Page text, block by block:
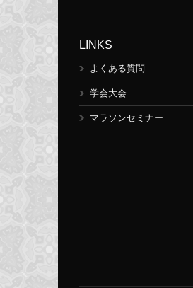
LINKS
よくある質問
学会大会
マラソンセミナー